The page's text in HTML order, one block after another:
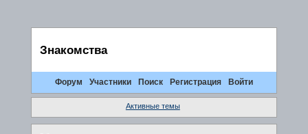
Знакомства
Форум Участники Поиск Регистрация Войти
Активные темы